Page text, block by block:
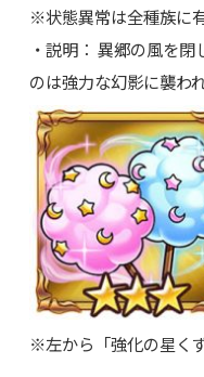
※状態異常は全種族に
・説明： 異郷の風を
のは強力な幻影に襲われ
※左から「強化の星く